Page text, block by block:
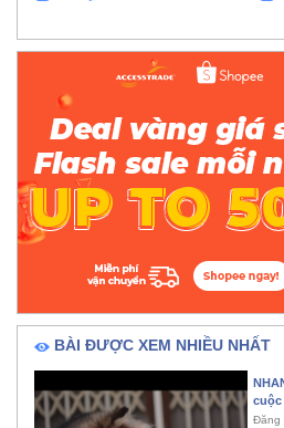
BÀI ĐƯỢC XEM NHIỀU NHẤT
cuộc
Đăng